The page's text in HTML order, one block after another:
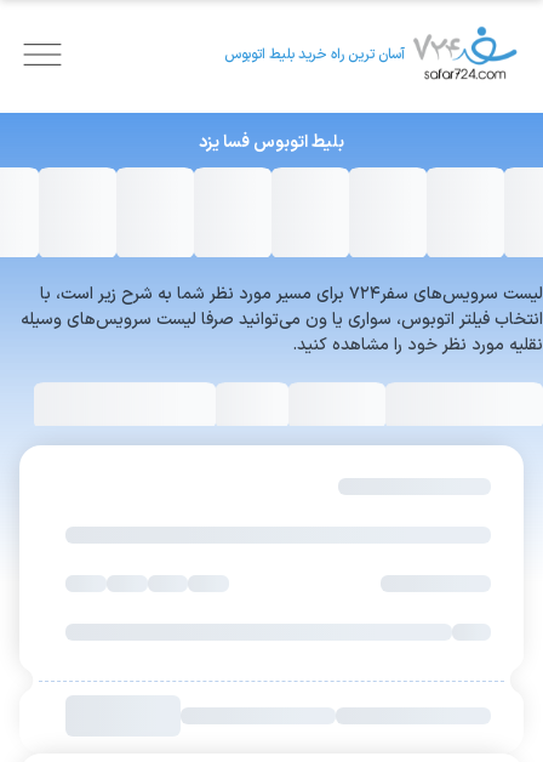
آسان ترین راه خرید بلیط اتوبوس
بلیط اتوبوسفسایزد
لیست سرویس‌های سفر۷۲۴ برای مسیر مورد نظر شما به شرح زیر است، با
انتخاب فیلتر اتوبوس، سواری یا ون می‌توانید صرفا لیست سرویس‌های وسیله
نقلیه مورد نظر خود را مشاهده کنید.